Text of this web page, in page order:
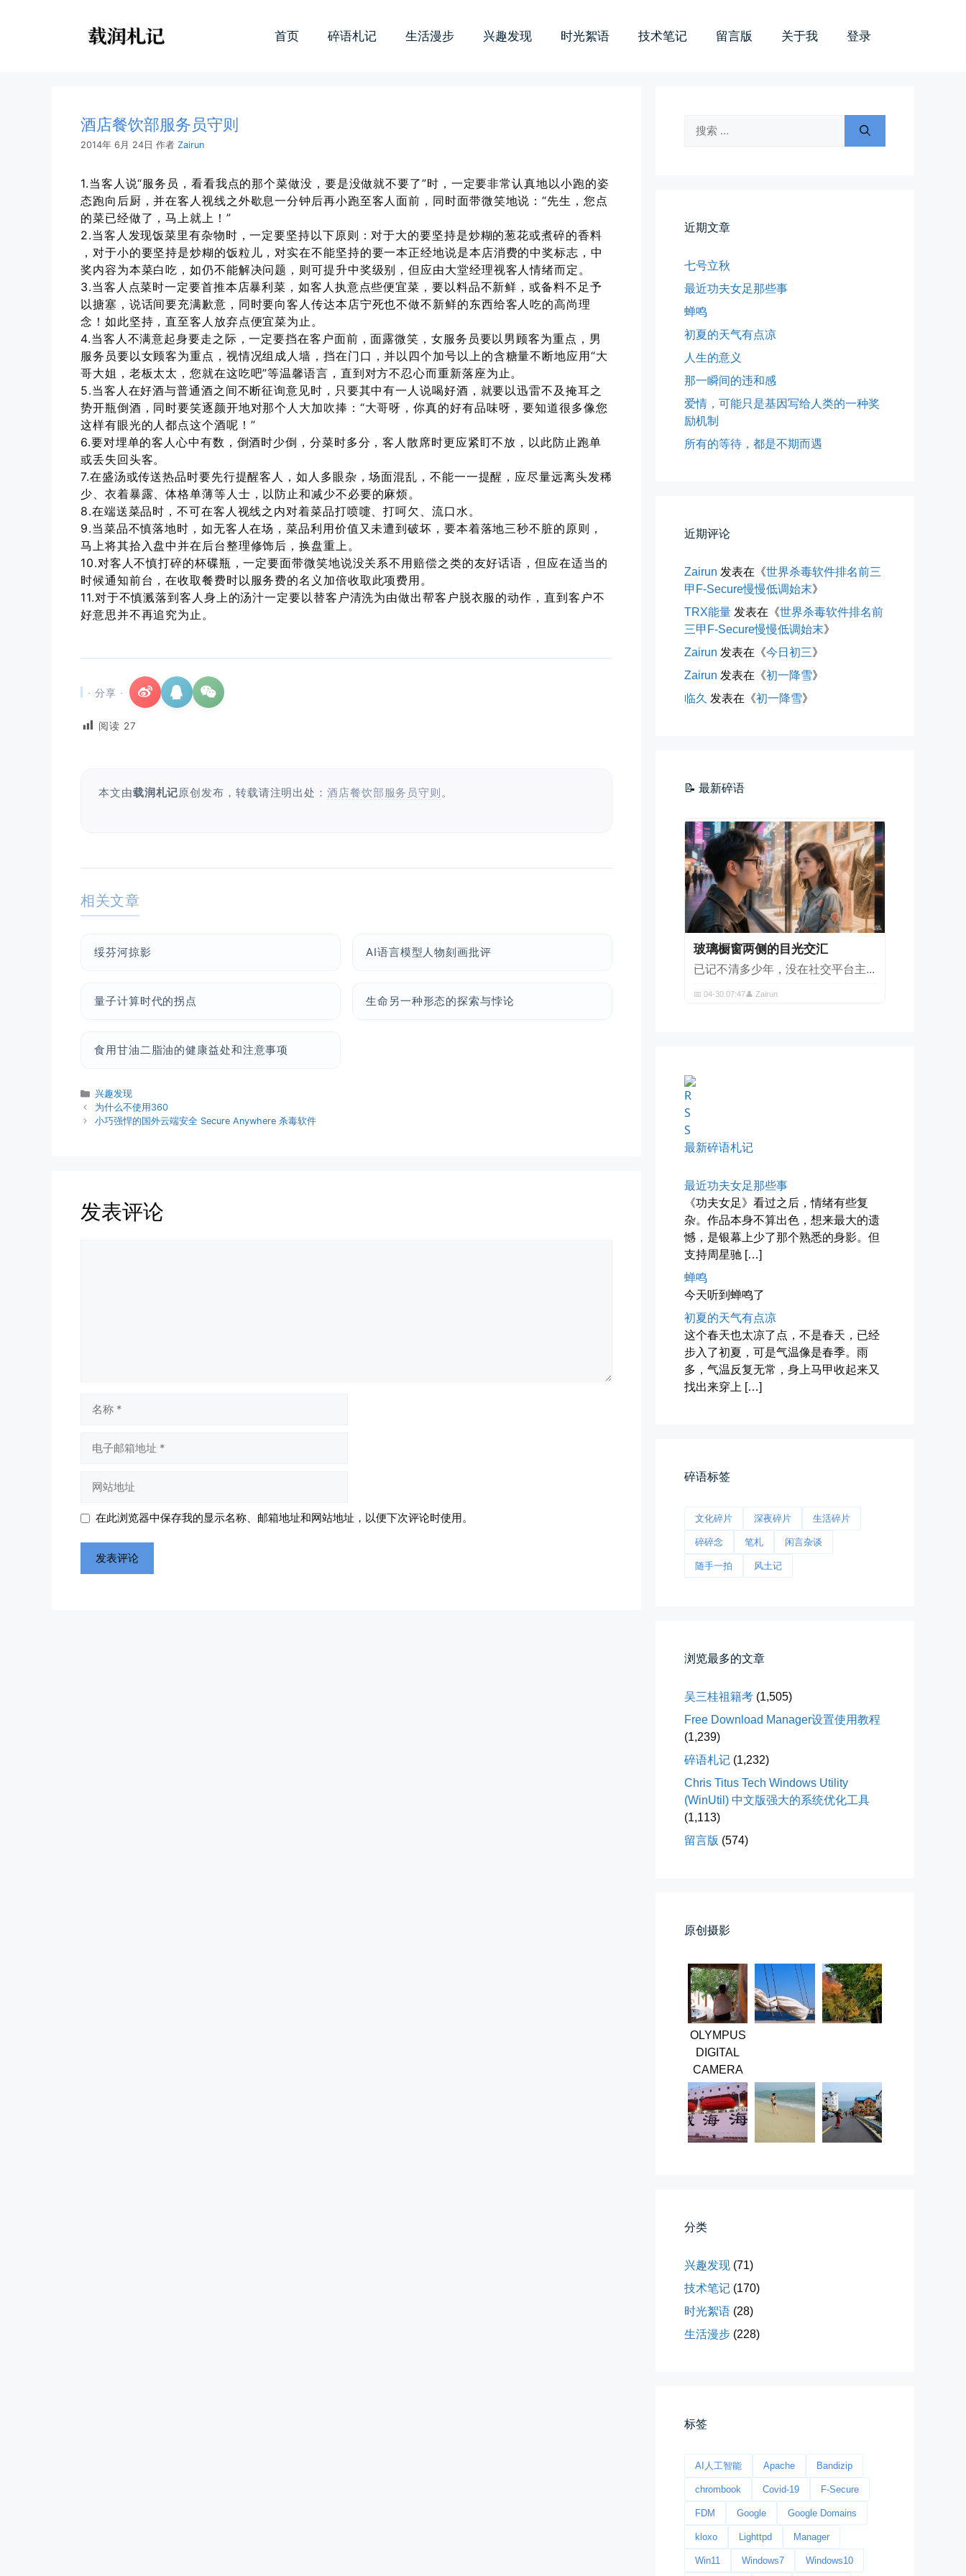
首页 碎语札记 生活漫步 兴趣发现 时光絮语 技术笔记 留言版 关于我 登录
酒店餐饮部服务员守则
2014年 6月 24日 作者 Zairun
1.当客人说“服务员，看看我点的那个菜做没，要是没做就不要了”时，一定要非常认真地以小跑的姿
态跑向后厨，并在客人视线之外歇息一分钟后再小跑至客人面前，同时面带微笑地说：“先生，您点
的菜已经做了，马上就上！”
2.当客人发现饭菜里有杂物时，一定要坚持以下原则：对于大的要坚持是炒糊的葱花或煮碎的香料
，对于小的要坚持是炒糊的饭粒儿，对实在不能坚持的要一本正经地说是本店消费的中奖标志，中
奖内容为本菜白吃，如仍不能解决问题，则可提升中奖级别，但应由大堂经理视客人情绪而定。
3.当客人点菜时一定要首推本店暴利菜，如客人执意点些便宜菜，要以料品不新鲜，或备料不足予
以搪塞，说话间要充满歉意，同时要向客人传达本店宁死也不做不新鲜的东西给客人吃的高尚理
念！如此坚持，直至客人放弃点便宜菜为止。
4.当客人不满意起身要走之际，一定要挡在客户面前，面露微笑，女服务员要以男顾客为重点，男
服务员要以女顾客为重点，视情况组成人墙，挡在门口，并以四个加号以上的含糖量不断地应用“大
哥大姐，老板太太，您就在这吃吧”等温馨语言，直到对方不忍心而重新落座为止。
5.当客人在好酒与普通酒之间不断征询意见时，只要其中有一人说喝好酒，就要以迅雷不及掩耳之
势开瓶倒酒，同时要笑逐颜开地对那个人大加吹捧：“大哥呀，你真的好有品味呀，要知道很多像您
这样有眼光的人都点这个酒呢！”
6.要对埋单的客人心中有数，倒酒时少倒，分菜时多分，客人散席时更应紧盯不放，以此防止跑单
或丢失回头客。
7.在盛汤或传送热品时要先行提醒客人，如人多眼杂，场面混乱，不能一一提醒，应尽量远离头发稀
少、衣着暴露、体格单薄等人士，以防止和减少不必要的麻烦。
8.在端送菜品时，不可在客人视线之内对着菜品打喷嚏、打呵欠、流口水。
9.当菜品不慎落地时，如无客人在场，菜品利用价值又未遭到破坏，要本着落地三秒不脏的原则，
马上将其拾入盘中并在后台整理修饰后，换盘重上。
10.对客人不慎打碎的杯碟瓶，一定要面带微笑地说没关系不用赔偿之类的友好话语，但应在适当的
时候通知前台，在收取餐费时以服务费的名义加倍收取此项费用。
11.对于不慎溅落到客人身上的汤汁一定要以替客户清洗为由做出帮客户脱衣服的动作，直到客户不
好意思并不再追究为止。
· 分享 ·
阅读 27
本文由载润札记原创发布，转载请注明出处：酒店餐饮部服务员守则 。
相关文章
绥芬河掠影 AI语言模型人物刻画批评
量子计算时代的拐点 生命另一种形态的探索与悖论
食用甘油二脂油的健康益处和注意事项
分
类
兴趣发现
为什么不使用360
小巧强悍的国外云端安全 Secure Anywhere 杀毒软件
发表评论
址
址
在此浏览器中保存我的显示名称、邮箱地址和网站地址，以便下次评论时使用。
索：
近期文章
七号立秋
最近功夫女足那些事
蝉鸣
初夏的天气有点凉
人生的意义
那一瞬间的违和感
爱情，可能只是基因写给人类的一种奖
励机制
所有的等待，都是不期而遇
近期评论
Zairun 发表在《世界杀毒软件排名前三
甲F-Secure慢慢低调始末》
TRX能量 发表在《世界杀毒软件排名前
三甲F-Secure慢慢低调始末》
Zairun 发表在《今日初三》
Zairun 发表在《初一降雪》
临久 发表在《初一降雪》
📝 最新碎语
所有的等待，都是不期而遇
📅 05-04 12:35👤 Zairun
玻璃橱窗两侧的目光交汇
已记不清多少年，没在社交平台主...
📅 04-30 07:47👤 Zairun
📅 04-29 20:49👤 Zairun
海林街头
黑龙江的空气质量出乎意料地好，...
👤 Zairun
📅 04-25 21:39 👤 Zairun
落雪音乐下载最稳定音乐源
📅 04-10 17:19👤 Zairun
春雪挂树枝
第一次AI视频创作手记
📅 03-31 22:37
李贺“桃花乱落如红雨”与纳兰性...
最新碎语札记
最近功夫女足那些事
《功夫女足》看过之后，情绪有些复
杂。作品本身不算出色，想来最大的遗
憾，是银幕上少了那个熟悉的身影。但
支持周星驰 […]
蝉鸣
今天听到蝉鸣了
初夏的天气有点凉
这个春天也太凉了点，不是春天，已经
步入了初夏，可是气温像是春季。雨
多，气温反复无常，身上马甲收起来又
找出来穿上 […]
碎语标签
文化碎片 深夜碎片 生活碎片
碎碎念 笔札 闲言杂谈
随手一拍 风土记
浏览最多的文章
吴三桂祖籍考 (1,505)
Free Download Manager设置使用教程
(1,239)
碎语札记 (1,232)
Chris Titus Tech Windows Utility
(WinUtil) 中文版强大的系统优化工具
(1,113)
留言版 (574)
原创摄影
OLYMPUS
DIGITAL
CAMERA
分类
兴趣发现 (71)
技术笔记 (170)
时光絮语 (28)
生活漫步 (228)
标签
AI人工智能 Apache Bandizip
chrombook Covid-19 F-Secure
FDM Google Google Domains
kloxo Lighttpd Manager
Win11 Windows7 Windows10